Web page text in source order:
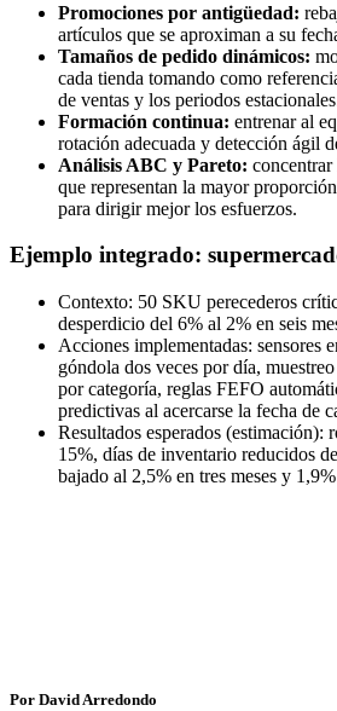
Promociones por antigüedad:
artículos que se aproximan a su
Tamaños de pedido dinámicos:
cada tienda tomando como
de ventas y los periodos
Formación continua: entrenar al
rotación adecuada y detección ágil
Análisis ABC y Pareto:
que representan la mayor
para dirigir mejor los esfuerzos.
Ejemplo integrado:
Contexto: 50 SKU perecederos
desperdicio del 6% al 2% en seis
Acciones implementadas: sensores
góndola dos veces por día,
por categoría, reglas FEFO
predictivas al acercarse la fecha de
Resultados esperados (estimación):
15%, días de inventario reducidos
bajado al 2,5% en tres meses y
Por David Arredondo